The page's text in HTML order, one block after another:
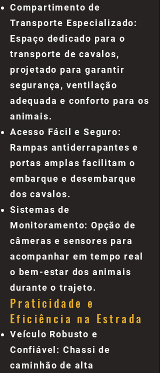
Compartimento de
Transporte Especializado:
Espaço dedicado para o
transporte de cavalos,
projetado para garantir
segurança, ventilação
adequada e conforto para os
animais.
Acesso Fácil e Seguro:
Rampas antiderrapantes e
portas amplas facilitam o
embarque e desembarque
dos cavalos.
Sistemas de
Monitoramento: Opção de
câmeras e sensores para
acompanhar em tempo real
o bem-estar dos animais
durante o trajeto.
Praticidade e
Eficiência na Estrada
Veículo Robusto e
Confiável: Chassi de
caminhão de alta